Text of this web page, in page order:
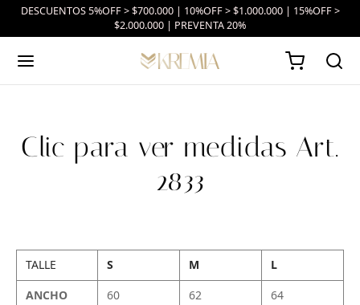
DESCUENTOS 5%OFF > $700.000 | 10%OFF > $1.000.000 | 15%OFF >
$2.000.000 | PREVENTA 20%
Clic para ver medidas Art.
2833
TALLE S M
L
ANCHO
60 62
64